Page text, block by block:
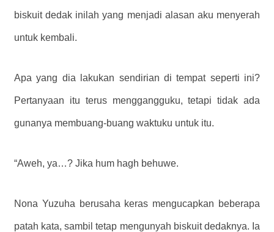
biskuit dedak inilah yang menjadi alasan aku menyerah
untuk kembali.
Apa yang dia lakukan sendirian di tempat seperti ini?
Pertanyaan itu terus menggangguku, tetapi tidak ada
gunanya membuang-buang waktuku untuk itu.
“Aweh, ya…? Jika hum hagh behuwe.
Nona Yuzuha berusaha keras mengucapkan beberapa
patah kata, sambil tetap mengunyah biskuit dedaknya. Ia